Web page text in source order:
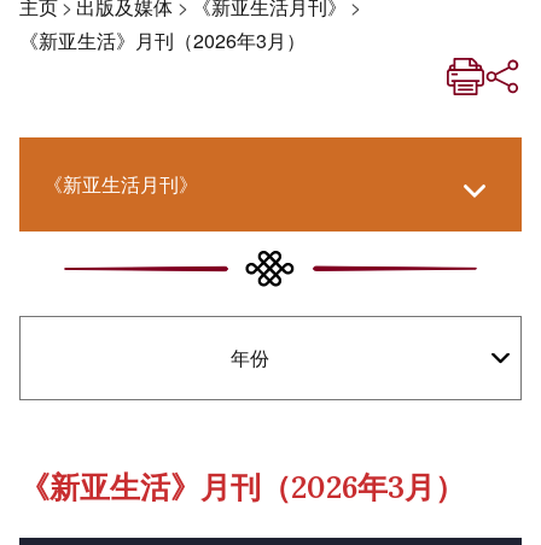
主页> 出版及媒体 > 《新亚生活月刊》 >
《新亚生活》月刊（2026年3月）
《新亚生活月刊》
《新亚．新知》
《新亚简讯》
年份
《新亚生活》月刊（2026年3月）